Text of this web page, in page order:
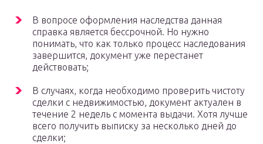
В вопросе оформления наследства данная
справка является бессрочной. Но нужно
понимать, что как только процесс наследования
завершится, документ уже перестанет
действовать;
В случаях, когда необходимо проверить чистоту
сделки с недвижимостью, документ актуален в
течение 2 недель с момента выдачи. Хотя лучше
всего получить выписку за несколько дней до
сделки;